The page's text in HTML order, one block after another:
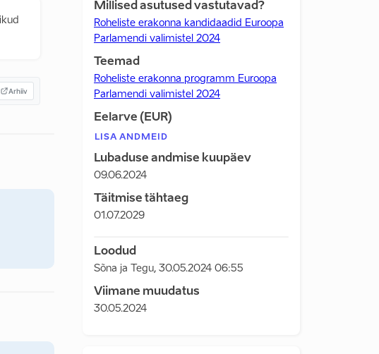
Arhiiv
Millised asutused vastutavad?
Roheliste erakonna kandidaadid Euroopa
Parlamendi valimistel 2024
Teemad
Roheliste erakonna programm Euroopa
Parlamendi valimistel 2024
Eelarve (EUR)
LISA ANDMEID
Lubaduse andmise kuupäev
09.06.2024
Täitmise tähtaeg
01.07.2029
Loodud
Sõna ja Tegu, 30.05.2024 06:55
Viimane muudatus
30.05.2024